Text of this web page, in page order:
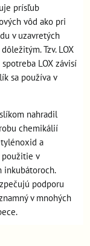
prísľub
vôd ako pri
v uzavretých
Tzv. LOX
LOX závisí
sa používa v
nahradil
chemikálií
a
použitie v
inkubátoroch.
podporu
v mnohých